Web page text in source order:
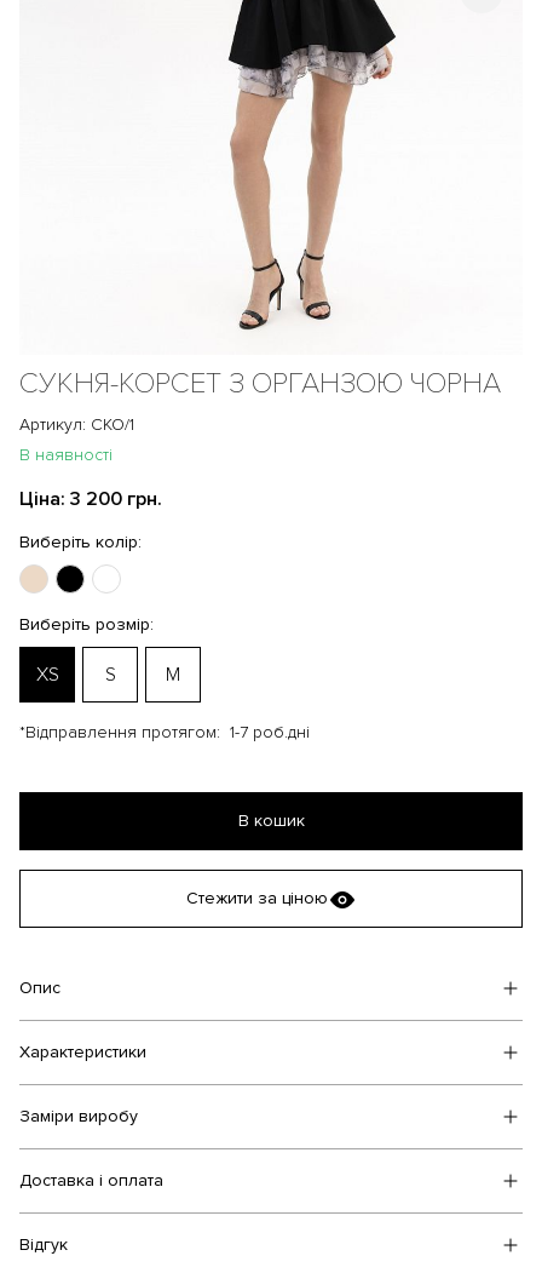
СУКНЯ-КОРСЕТ З ОРГАНЗОЮ ЧОРНА
Артикул: СКО/1
В наявності
Ціна: 3 200 грн.
Виберіть колір:
Виберіть розмір:
XS S M
*Відправлення протягом: 1-7 роб.дні
В кошик
Стежити за ціною
Опис
Характеристики
Заміри виробу
Доставка і оплата
Відгук